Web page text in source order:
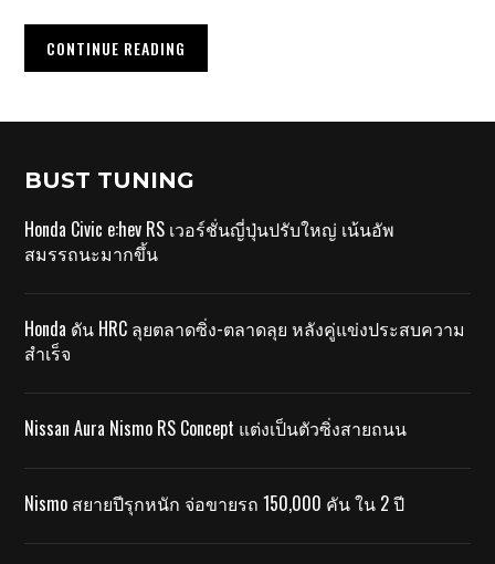
CONTINUE READING
BUST TUNING
Honda Civic e:hev RS เวอร์ชั่นญี่ปุ่นปรับใหญ่ เน้นอัพ
สมรรถนะมากขึ้น
Honda ดัน HRC ลุยตลาดซิ่ง-ตลาดลุย หลังคู่แข่งประสบความ
สำเร็จ
Nissan Aura Nismo RS Concept แต่งเป็นตัวซิ่งสายถนน
Nismo สยายปีรุกหนัก จ่อขายรถ 150,000 คัน ใน 2 ปี